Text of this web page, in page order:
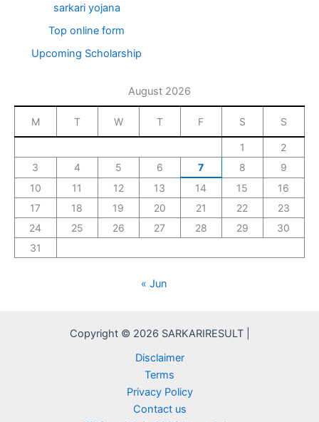
sarkari yojana
Top online form
Upcoming Scholarship
August 2026
M T W T F S S
1
2
3
4 5 6 7 8
9
10
11 12 13 14 15
16
17
18 19 20 21 22
23
24
25 26 27 28 29
30
31
« Jun
Copyright © 2026 SARKARIRESULT |
Disclaimer
Terms
Privacy Policy
Contact us